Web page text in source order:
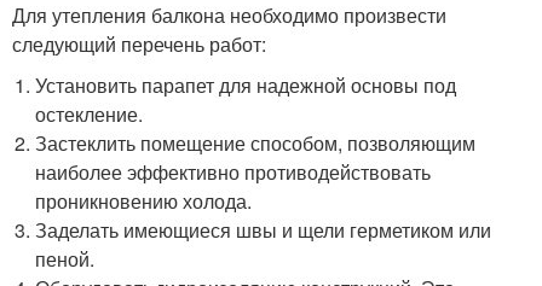
Для утепления балкона необходимо произвести
следующий перечень работ:
Установить парапет для надежной основы под
остекление.
Застеклить помещение способом, позволяющим
наиболее эффективно противодействовать
проникновению холода.
Заделать имеющиеся швы и щели герметиком или
пеной.